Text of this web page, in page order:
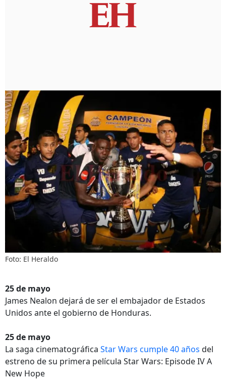
Foto: El Heraldo
25 de mayo
James Nealon dejará de ser el embajador de Estados
Unidos ante el gobierno de Honduras.
25 de mayo
La saga cinematográfica Star Wars cumple 40 años del
estreno de su primera película Star Wars: Episode IV A
New Hope